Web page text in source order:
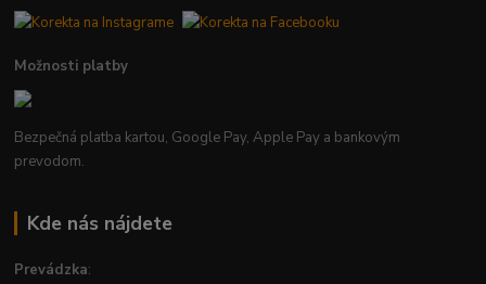
Možnosti platby
Bezpečná platba kartou, Google Pay, Apple Pay a bankovým
prevodom.
Kde nás nájdete
Prevádzka: